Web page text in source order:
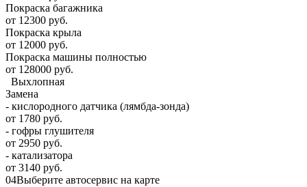
Покраска багажника
от 12300 руб.
Покраска крыла
от 12000 руб.
Покраска машины полностью
от 128000 руб.
Выхлопная
Замена
- кислородного датчика (лямбда-зонда)
от 1780 руб.
- гофры глушителя
от 2950 руб.
- катализатора
от 3140 руб.
04Выберите автосервис на карте